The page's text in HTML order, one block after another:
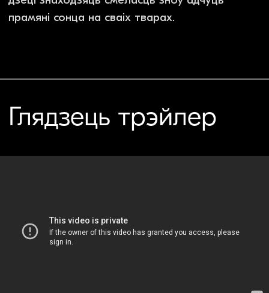
смертельної небезпеки, і хлопчику
заборонено залишати територію станції, тож
відкривається новий світ. Стаючи ближчими,
на своїх обличчях.